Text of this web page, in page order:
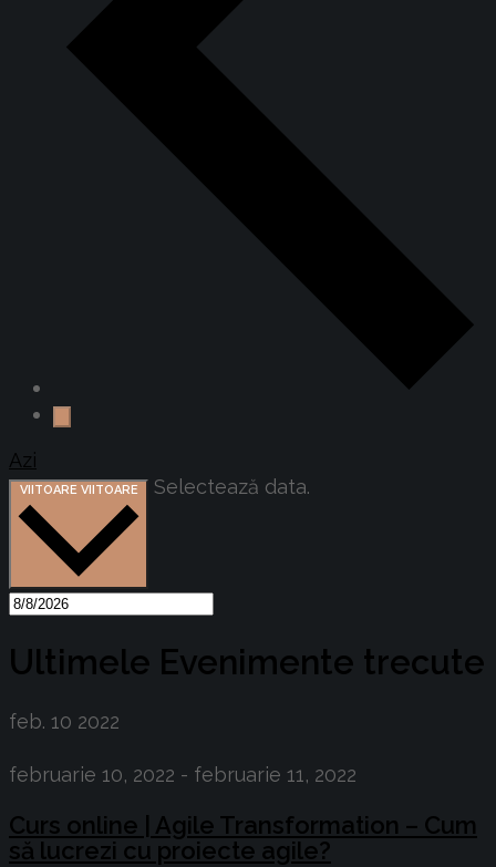
Azi
VIITOARE VIITOARE Selectează data.
Ultimele Evenimente trecute
feb. 10 2022
februarie 10, 2022 - februarie 11, 2022
Curs online | Agile Transformation – Cum
să lucrezi cu proiecte agile?